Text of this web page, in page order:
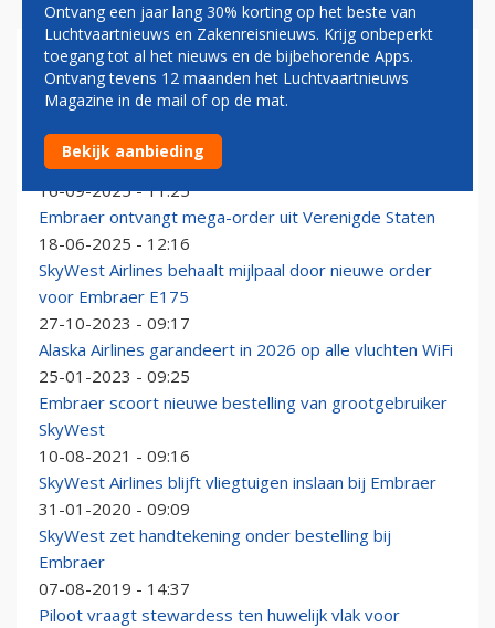
SKYWEST AIRLINES
Amerikaans SkyWest loopt warm voor hybride-
elektrisch vliegtuig van Hollandse bodem
16-09-2025 - 11:25
Embraer ontvangt mega-order uit Verenigde Staten
18-06-2025 - 12:16
SkyWest Airlines behaalt mijlpaal door nieuwe order
voor Embraer E175
27-10-2023 - 09:17
Alaska Airlines garandeert in 2026 op alle vluchten WiFi
25-01-2023 - 09:25
Embraer scoort nieuwe bestelling van grootgebruiker
SkyWest
10-08-2021 - 09:16
SkyWest Airlines blijft vliegtuigen inslaan bij Embraer
31-01-2020 - 09:09
SkyWest zet handtekening onder bestelling bij
Embraer
07-08-2019 - 14:37
Piloot vraagt stewardess ten huwelijk vlak voor
Ontvang een jaar lang 30% korting op het beste van
Luchtvaartnieuws en Zakenreisnieuws. Krijg onbeperkt
toegang tot al het nieuws en de bijbehorende Apps.
Ontvang tevens 12 maanden het Luchtvaartnieuws
Magazine in de mail of op de mat.
Bekijk aanbieding